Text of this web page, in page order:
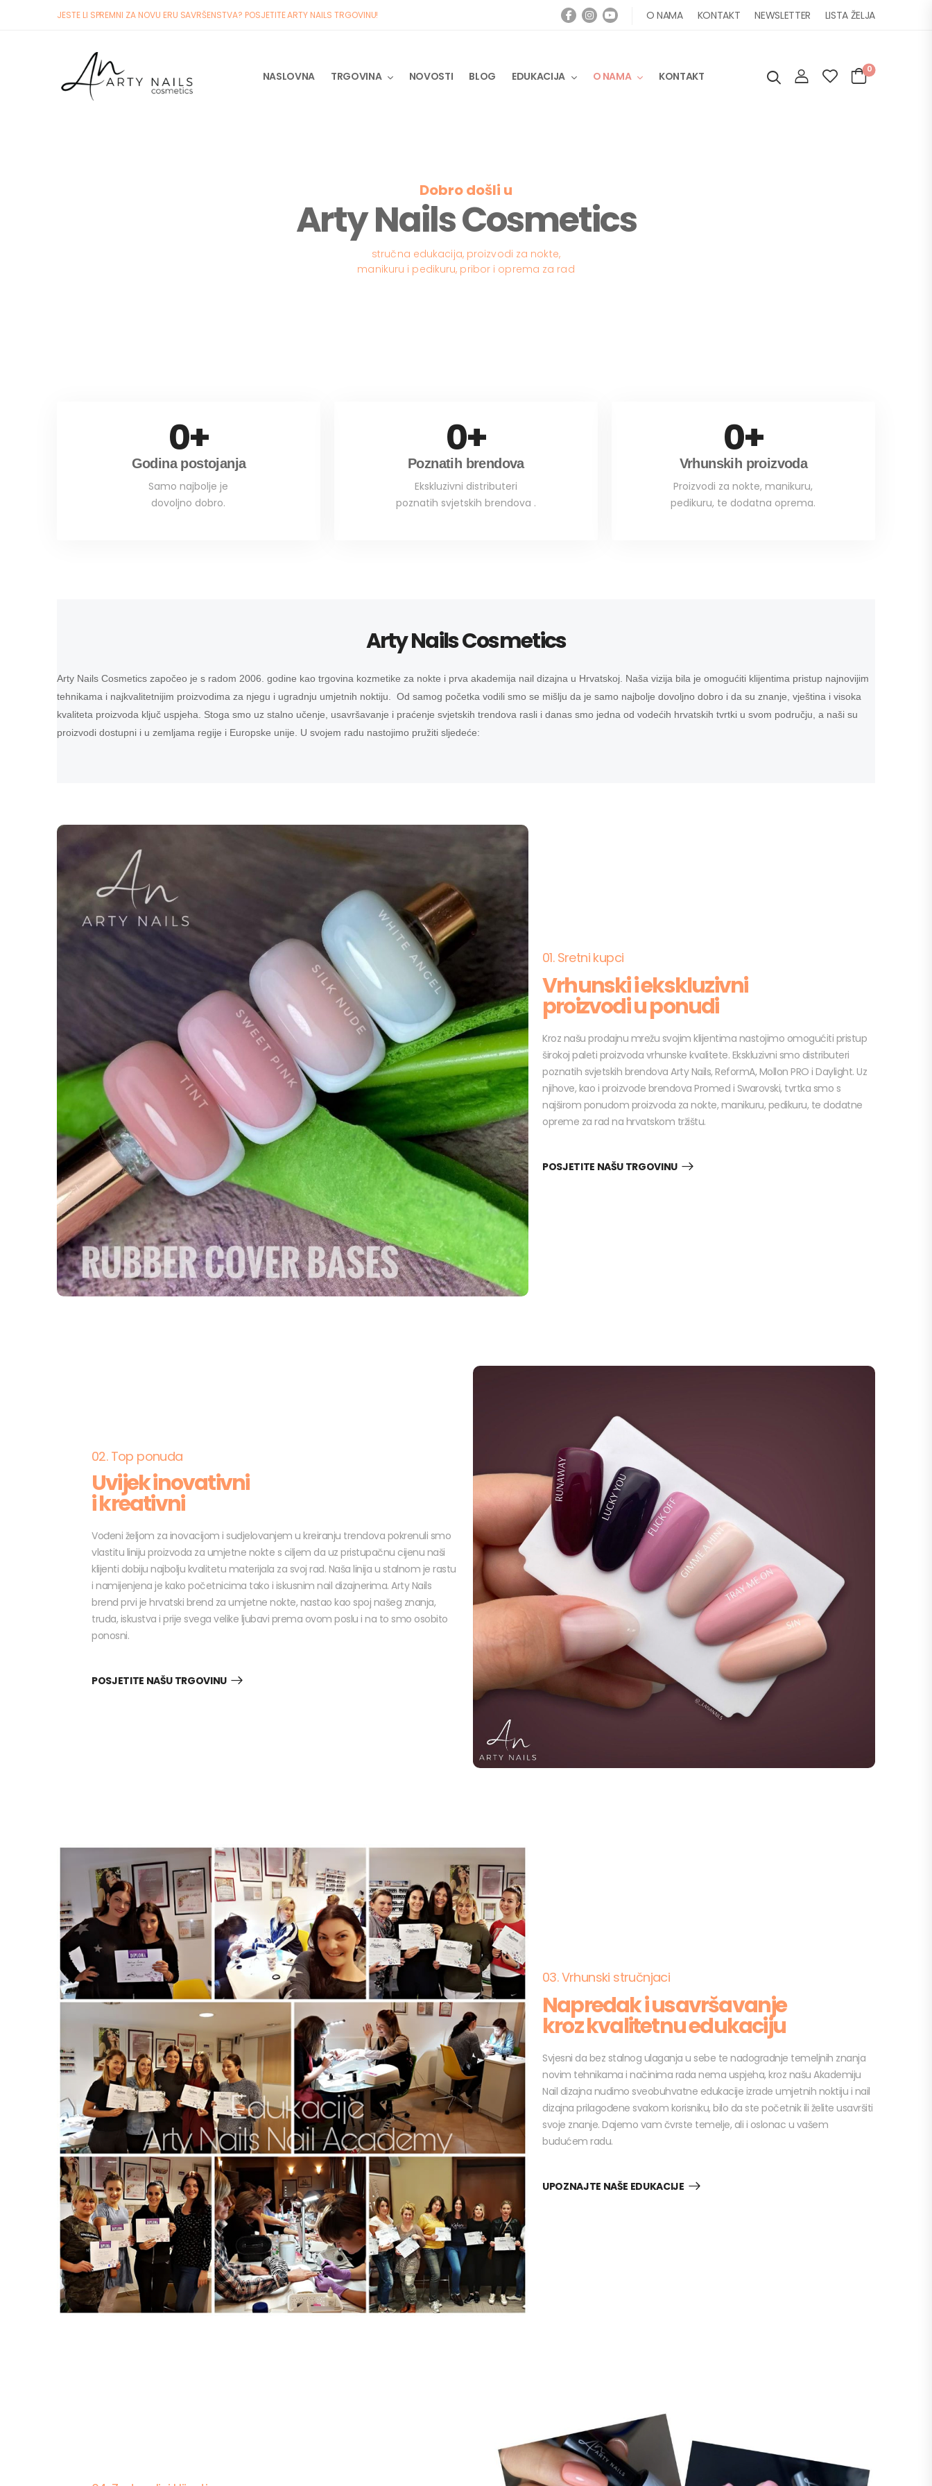
JESTE LI SPREMNI ZA NOVU ERU SAVRŠENSTVA? POSJETITE ARTY NAILS TRGOVINU! O NAMA KONTAKT NEWSLETTER LISTA ŽELJA
NASLOVNA TRGOVINA NOVOSTI BLOG EDUKACIJA O NAMA KONTAKT
0
Dobro došli u
Arty Nails Cosmetics
stručna edukacija, proizvodi za nokte,
manikuru i pedikuru, pribor i oprema za rad
Godina postojanja
0+
Samo najbolje je
dovoljno dobro.
Poznatih brendova
0+
Ekskluzivni distributeri
poznatih svjetskih brendova .
Vrhunskih proizvoda
0+
Proizvodi za nokte, manikuru,
pedikuru, te dodatna oprema.
Arty Nails Cosmetics
Arty Nails Cosmetics započeo je s radom 2006. godine kao trgovina kozmetike za nokte i prva akademija nail dizajna u Hrvatskoj. Naša vizija bila je omogućiti klijentima pristup najnovijim
tehnikama i najkvalitetnijim proizvodima za njegu i ugradnju umjetnih noktiju. Od samog početka vodili smo se mišlju da je samo najbolje dovoljno dobro i da su znanje, vještina i visoka
kvaliteta proizvoda ključ uspjeha. Stoga smo uz stalno učenje, usavršavanje i praćenje svjetskih trendova rasli i danas smo jedna od vodećih hrvatskih tvrtki u svom području, a naši su
proizvodi dostupni i u zemljama regije i Europske unije. U svojem radu nastojimo pružiti sljedeće:
01. Sretni kupci
Vrhunski i ekskluzivni
proizvodi u ponudi
Kroz našu prodajnu mrežu svojim klijentima nastojimo omogućiti pristup
širokoj paleti proizvoda vrhunske kvalitete. Ekskluzivni smo distributeri
poznatih svjetskih brendova Arty Nails, ReformA, Mollon PRO i Daylight. Uz
njihove, kao i proizvode brendova Promed i Swarovski, tvrtka smo s
najširom ponudom proizvoda za nokte, manikuru, pedikuru, te dodatne
opreme za rad na hrvatskom tržištu.
POSJETITE NAŠU TRGOVINU
02. Top ponuda
Uvijek inovativni
i kreativni
Vođeni željom za inovacijom i sudjelovanjem u kreiranju trendova pokrenuli smo
vlastitu liniju proizvoda za umjetne nokte s ciljem da uz pristupačnu cijenu naši
klijenti dobiju najbolju kvalitetu materijala za svoj rad. Naša linija u stalnom je rastu
i namijenjena je kako početnicima tako i iskusnim nail dizajnerima. Arty Nails
brend prvi je hrvatski brend za umjetne nokte, nastao kao spoj našeg znanja,
truda, iskustva i prije svega velike ljubavi prema ovom poslu i na to smo osobito
ponosni.
POSJETITE NAŠU TRGOVINU
03. Vrhunski stručnjaci
Napredak i usavršavanje
kroz kvalitetnu edukaciju
Svjesni da bez stalnog ulaganja u sebe te nadogradnje temeljnih znanja
novim tehnikama i načinima rada nema uspjeha, kroz našu Akademiju
Nail dizajna nudimo sveobuhvatne edukacije izrade umjetnih noktiju i nail
dizajna prilagođene svakom korisniku, bilo da ste početnik ili želite usavršiti
svoje znanje. Dajemo vam čvrste temelje, ali i oslonac u vašem
budućem radu.
UPOZNAJTE NAŠE EDUKACIJE